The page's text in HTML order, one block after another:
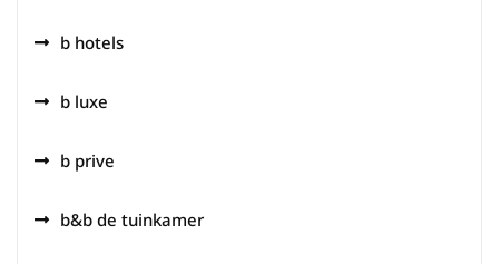
b hotels
b luxe
b prive
b&b de tuinkamer